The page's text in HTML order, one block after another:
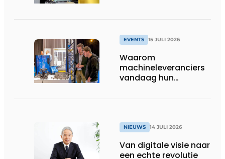
EVENTS 15 JULI 2026
Waarom
machineleveranciers
vandaag hun
NIEUWS 14 JULI 2026
Van digitale visie naar
een echte revolutie